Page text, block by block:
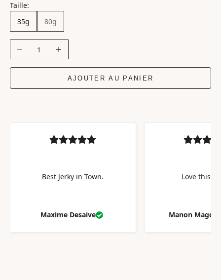
Taille:
35g
80g
Diminuer la quantitéAugmenter la quantité
AJOUTER AU PANIER
Maxime Desaive
Best Jerky in Town.
Manon
Love this